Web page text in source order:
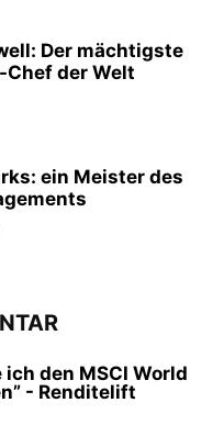
Der mächtigste
Chef der Welt
ein Meister des
den MSCI World
- Renditelift